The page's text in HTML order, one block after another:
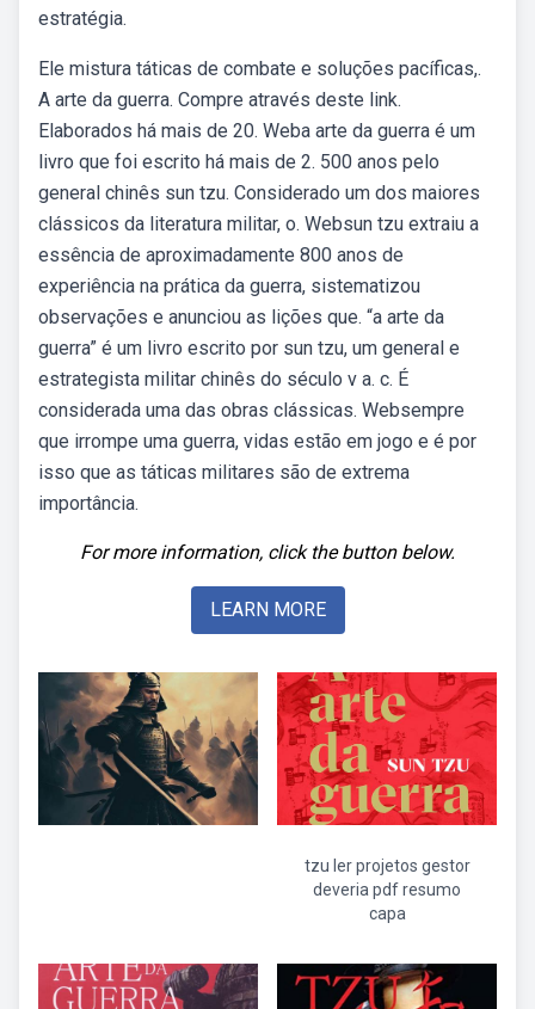
estratégia.
Ele mistura táticas de combate e soluções pacíficas,.
A arte da guerra. Compre através deste link.
Elaborados há mais de 20. Weba arte da guerra é um
livro que foi escrito há mais de 2. 500 anos pelo
general chinês sun tzu. Considerado um dos maiores
clássicos da literatura militar, o. Websun tzu extraiu a
essência de aproximadamente 800 anos de
experiência na prática da guerra, sistematizou
observações e anunciou as lições que. “a arte da
guerra” é um livro escrito por sun tzu, um general e
estrategista militar chinês do século v a. c. É
considerada uma das obras clássicas. Websempre
que irrompe uma guerra, vidas estão em jogo e é por
isso que as táticas militares são de extrema
importância.
For more information, click the button below.
LEARN MORE
tzu ler projetos gestor
deveria pdf resumo
capa